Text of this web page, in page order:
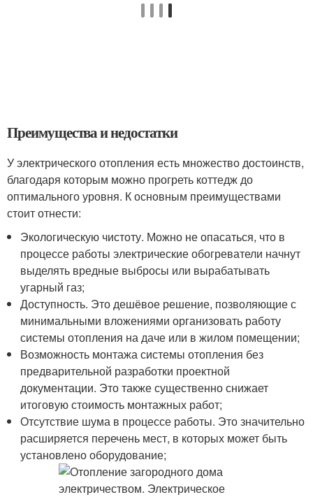
Преимущества и недостатки
У электрического отопления есть множество достоинств,
благодаря которым можно прогреть коттедж до
оптимального уровня. К основным преимуществами
стоит отнести:
Экологическую чистоту. Можно не опасаться, что в
процессе работы электрические обогреватели начнут
выделять вредные выбросы или вырабатывать
угарный газ;
Доступность. Это дешёвое решение, позволяющие с
минимальными вложениями организовать работу
системы отопления на даче или в жилом помещении;
Возможность монтажа системы отопления без
предварительной разработки проектной
документации. Это также существенно снижает
итоговую стоимость монтажных работ;
Отсутствие шума в процессе работы. Это значительно
расширяется перечень мест, в которых может быть
установлено оборудование;